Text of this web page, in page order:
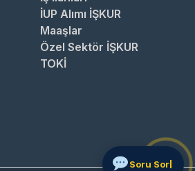
İUP Alımı İŞKUR
Maaşlar
Özel Sektör İŞKUR
TOKİ